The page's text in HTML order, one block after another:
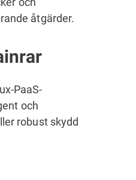
åtgärder.
PaaS-
och
robust skydd